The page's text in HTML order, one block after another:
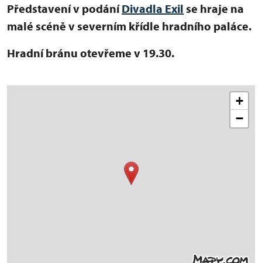
Představení v podáníDivadla Exil se hraje na
malé scéně v severním křídle hradního paláce.
Hradní bránu otevřeme v 19.30.
+
−